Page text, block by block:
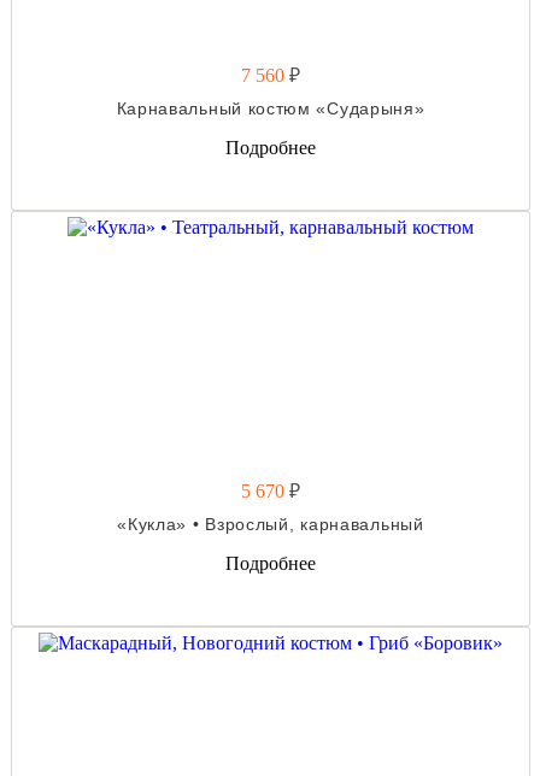
7 560 ₽
Карнавальный костюм «Сударыня»
Подробнее
5 670 ₽
«Кукла» • Взрослый, карнавальный
Подробнее